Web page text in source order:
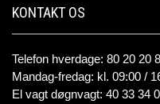
KONTAKT OS
Telefon hverdage: 80 20 20
Mandag-fredag: kl. 09:00 /
El vagt døgnvagt: 40 33 34